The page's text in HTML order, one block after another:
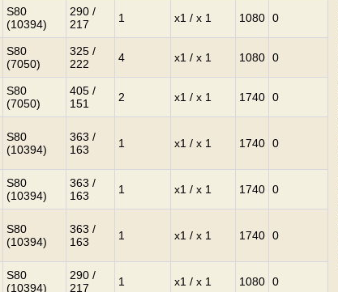
S80
(10394)
290 /
217
1 x1 / x 1 1080 0
S80
(7050)
325 /
222
4 x1 / x 1 1080 0
S80
(7050)
405 /
151
2 x1 / x 1 1740 0
S80
(10394)
363 /
163
1 x1 / x 1 1740 0
S80
(10394)
363 /
163
1 x1 / x 1 1740 0
S80
(10394)
363 /
163
1 x1 / x 1 1740 0
S80
(10394)
290 /
217
1 x1 / x 1 1080 0